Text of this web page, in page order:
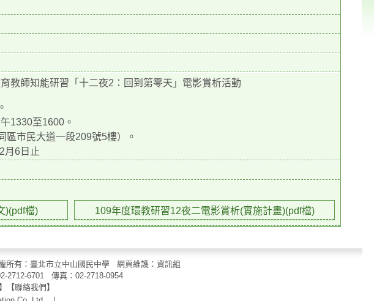
教師知能研習「十二夜2：回到第零天」電影賞析活動
1330至1600。
區市民大道一段209號5樓）。
月6日止
)(pdf檔)
109年度環教研習12夜二電影賞析(實施計畫)(pdf檔)
所有：臺北市立中山國民中學 網頁維護：資訊組
2712-6701 傳真： 02-2718-0954
】 【聯絡我們 】